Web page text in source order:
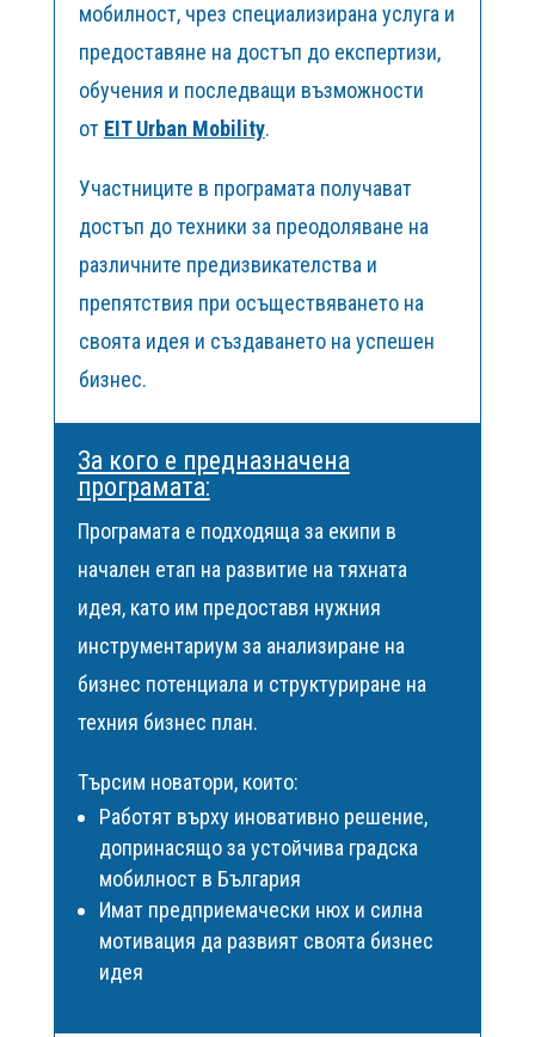
мобилност, чрез специализирана услуга и
предоставяне на достъп до експертизи,
обучения и последващи възможности
от EIT Urban Mobility.
Участниците в програмата получават
достъп до техники за преодоляване на
различните предизвикателства и
препятствия при осъществяването на
своята идея и създаването на успешен
бизнес.
За кого е предназначена
програмата:
Програмата е подходяща за екипи в
начален етап на развитие на тяхната
идея, като им предоставя нужния
инструментариум за анализиране на
бизнес потенциала и структуриране на
техния бизнес план.
Търсим новатори, които:
Работят върху иновативно решение,
допринасящо за устойчива градска
мобилност в България
Имат предприемачески нюх и силна
мотивация да развият своята бизнес
идея